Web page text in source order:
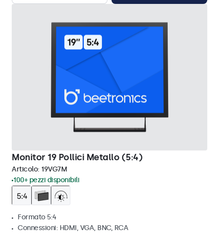
Monitor 19 Pollici Metallo (5:4)
Articolo: 19VG7M
100+ pezzi disponibili
Formato 5:4
Connessioni: HDMI, VGA, BNC, RCA